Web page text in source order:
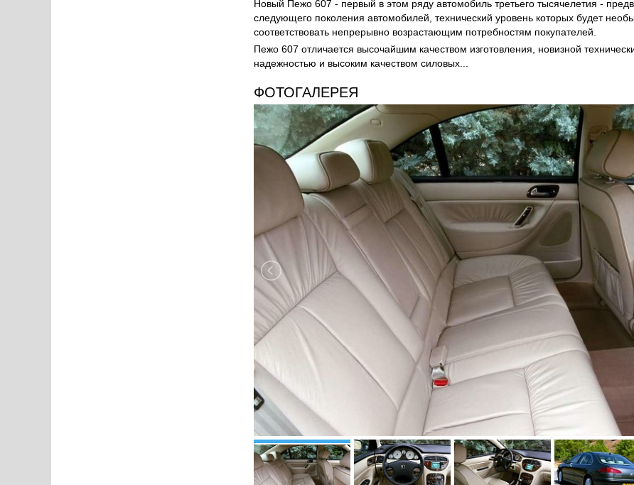
Новый Пежо 607 - первый в этом ряду автомобиль третьего тысячелетия -
следующего поколения автомобилей, технический уровень которых будет
соответствовать непрерывно возрастающим потребностям покупателей.
Пежо 607 отличается высочайшим качеством изготовления, новизной
надежностью и высоким качеством силовых...
ФОТОГАЛЕРЕЯ